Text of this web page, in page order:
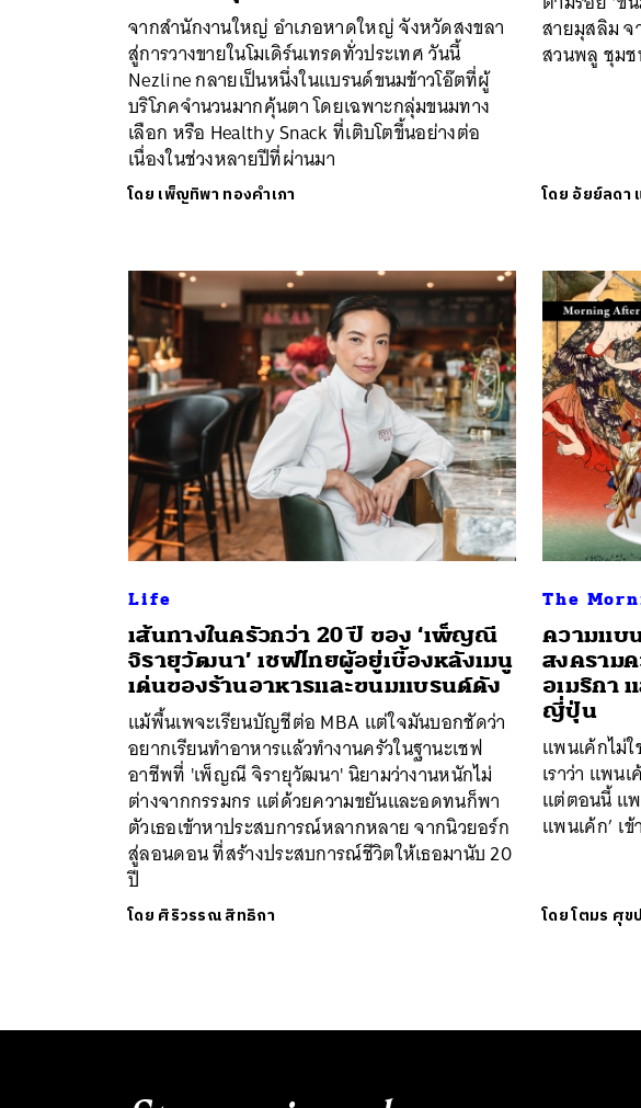
จากสำนักงานใหญ่ อำเภอหาดใหญ่ จังหวัดสงขลา
สู่การวางขายในโมเดิร์นเทรดทั่วประเทศ วันนี้
Nezline กลายเป็นหนึ่งในแบรนด์ขนมข้าวโอ๊ตที่ผู้
บริโภคจำนวนมากคุ้นตา โดยเฉพาะกลุ่มขนมทาง
เลือก หรือ Healthy Snack ที่เติบโตขึ้นอย่างต่อ
เนื่องในช่วงหลายปีที่ผ่านมา
โดย เพ็ญทิพา ทองคำเภา
สายมุสลิม จ
สวนพลู ชุมช
โดย อัยย์ลดา
Life
เส้นทางในครัวกว่า 20 ปี ของ ‘เพ็ญณี
จิรายุวัฒนา’ เชฟไทยผู้อยู่เบื้องหลังเมนู
เด่นของร้านอาหารและขนมแบรนด์ดัง
แม้พื้นเพจะเรียนบัญชีต่อ MBA แต่ใจมันบอกชัดว่า
อยากเรียนทำอาหารแล้วทำงานครัวในฐานะเชฟ
อาชีพที่ 'เพ็ญณี จิรายุวัฒนา' นิยามว่างานหนักไม่
ต่างจากกรรมกร แต่ด้วยความขยันและอดทนก็พา
ตัวเธอเข้าหาประสบการณ์หลากหลาย จากนิวยอร์ก
สู่ลอนดอน ที่สร้างประสบการณ์ชีวิตให้เธอมานับ 20
ปี
โดย ศิริวรรณ สิทธิกา
The
ความแบ
สงคราม
อเมริกา
ญี่ปุ่น
แพนเค้กไม่
เราว่า แพน
แต่ตอนนี้ แ
แพนเค้ก’ เ
โดยโตมร ศุข
ค้นหา